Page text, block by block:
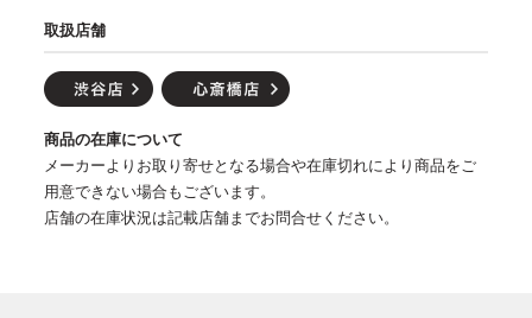
取扱店舗
商品の在庫について
メーカーよりお取り寄せとなる場合や在庫切れにより商品をご
用意できない場合もございます。
店舗の在庫状況は記載店舗までお問合せください。